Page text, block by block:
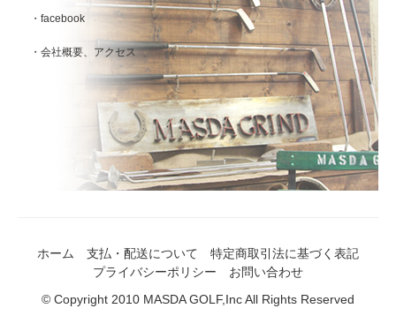
・facebook
・会社概要、アクセス
ホーム 支払・配送について
特定商取引法に基づく表記
プライバシーポリシー
お問い合わせ
© Copyright 2010 MASDA GOLF,Inc All Rights Reserved